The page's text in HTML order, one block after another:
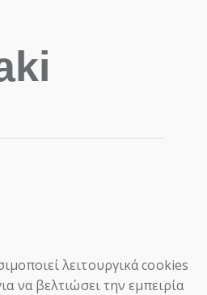
λειτουργικά cookies
να βελτιώσει την εμπειρία